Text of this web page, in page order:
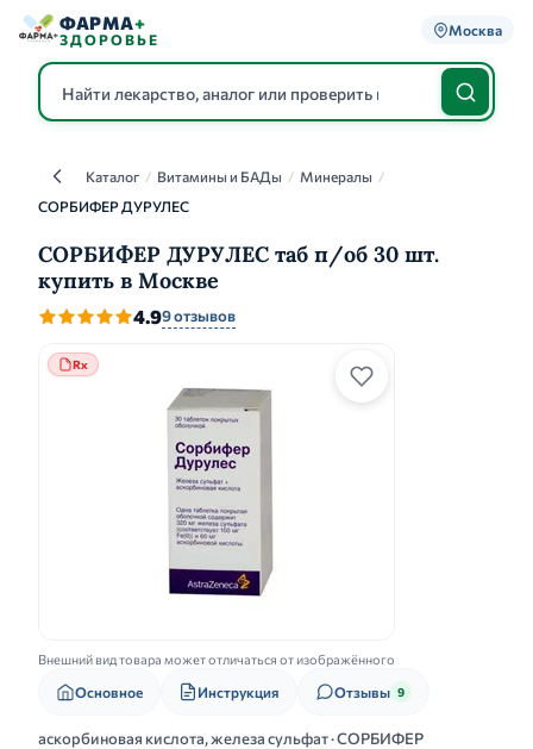
ФАРМА+
ЗДОРОВЬЕ
Москва
КаталогКаталог / Витамины и БАДы / Минералы /
СОРБИФЕР ДУРУЛЕС
СОРБИФЕР ДУРУЛЕС таб п/об 30 шт.
купить в Москве
4.99 отзывов
Rx
Внешний вид товара может отличаться от изображённого
Основное Инструкция Отзывы 9
аскорбиновая кислота, железа сульфат · СОРБИФЕР